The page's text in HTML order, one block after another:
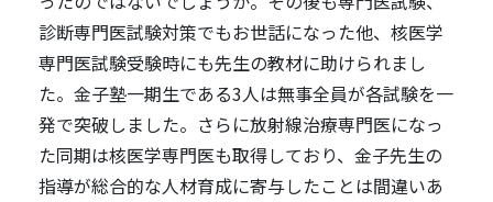
診断専門医試験対策でもお世話になった他、核医学
専門医試験受験時にも先生の教材に助けられまし
た。金子塾一期生である3人は無事全員が各試験を一
発で突破しました。さらに放射線治療専門医になっ
た同期は核医学専門医も取得しており、金子先生の
指導が総合的な人材育成に寄与したことは間違いあ